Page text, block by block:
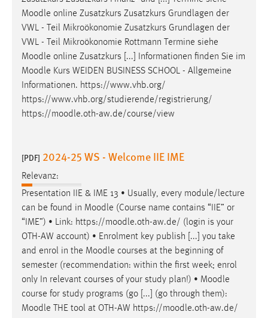
Moodle online Zusatzkurs Zusatzkurs Grundlagen der
VWL - Teil Mikroökonomie Zusatzkurs Grundlagen der
VWL - Teil Mikroökonomie Rottmann Termine siehe
Moodle online Zusatzkurs [...] Informationen finden Sie im
Moodle Kurs WEIDEN BUSINESS SCHOOL - Allgemeine
Informationen. https://www.vhb.org/
https://www.vhb.org/studierende/registrierung/
https://moodle.oth-aw.de/course/view
[PDF] 2024-25 WS - Welcome IIE IME
Relevanz:
Presentation IIE & IME 13 • Usually, every module/lecture
can be found in Moodle (Course name contains “IIE” or
“IME”) • Link: https://moodle.oth-aw.de/ (login is your
OTH-AW account) • Enrolment key publish [...] you take
and enrol in the Moodle courses at the beginning of
semester (recommendation: within the first week; enrol
only In relevant courses of your study plan!) • Moodle
course for study programs (go [...] (go through them):
Moodle THE tool at OTH-AW https://moodle.oth-aw.de/